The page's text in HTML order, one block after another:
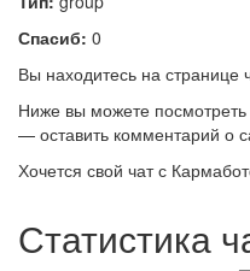
Спасиб: 0
Вы находитесь на странице
Ниже вы можете
— оставить комментарий о
Хочется свой чат с
Статистика